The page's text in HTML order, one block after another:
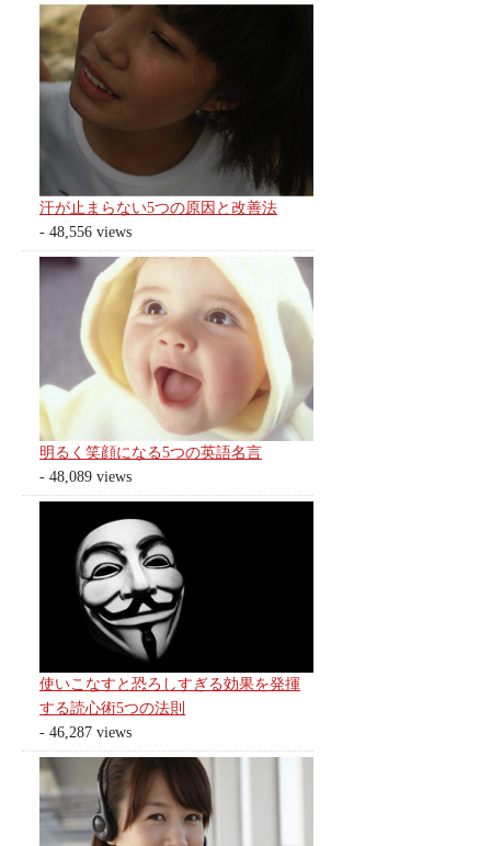
汗が止まらない5つの原因と改善法
- 48,556 views
明るく笑顔になる5つの英語名言
- 48,089 views
使いこなすと恐ろしすぎる効果を発揮
する読心術5つの法則
- 46,287 views